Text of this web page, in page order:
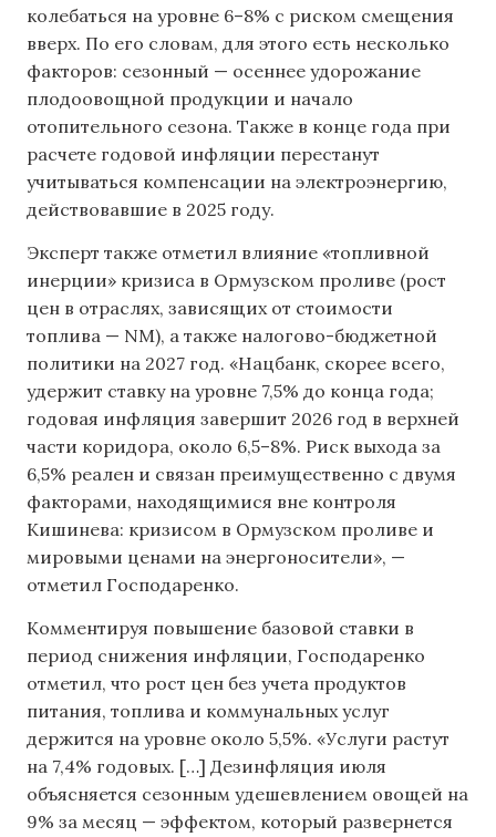
колебаться на уровне 6–8% с риском смещения
вверх. По его словам, для этого есть несколько
факторов: сезонный — осеннее удорожание
плодоовощной продукции и начало
отопительного сезона. Также в конце года при
расчете годовой инфляции перестанут
учитываться компенсации на электроэнергию,
действовавшие в 2025 году.
Эксперт также отметил влияние «топливной
инерции» кризиса в Ормузском проливе (рост
цен в отраслях, зависящих от стоимости
топлива — NM), а также налогово-бюджетной
политики на 2027 год. «Нацбанк, скорее всего,
удержит ставку на уровне 7,5% до конца года;
годовая инфляция завершит 2026 год в верхней
части коридора, около 6,5–8%. Риск выхода за
6,5% реален и связан преимущественно с двумя
факторами, находящимися вне контроля
Кишинева: кризисом в Ормузском проливе и
мировыми ценами на энергоносители», —
отметил Господаренко.
Комментируя повышение базовой ставки в
период снижения инфляции, Господаренко
отметил, что рост цен без учета продуктов
питания, топлива и коммунальных услуг
держится на уровне около 5,5%. «Услуги растут
на 7,4% годовых. […] Дезинфляция июля
объясняется сезонным удешевлением овощей на
9% за месяц — эффектом, который развернется